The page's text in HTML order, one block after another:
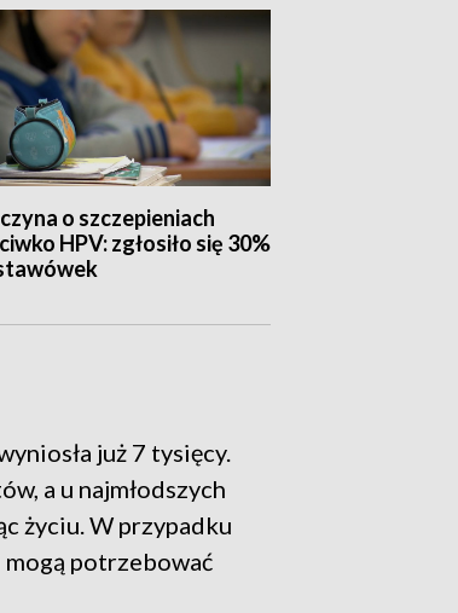
o szczepieniach
HPV: zgłosiło się 30%
już 7 tysięcy.
a u najmłodszych
życiu. W przypadku
mogą potrzebować